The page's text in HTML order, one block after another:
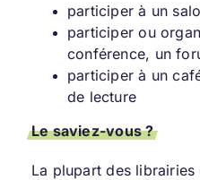
participer à un
participer ou
conférence, un
participer à un
de lecture
Le saviez-vous ?
La plupart des librairies